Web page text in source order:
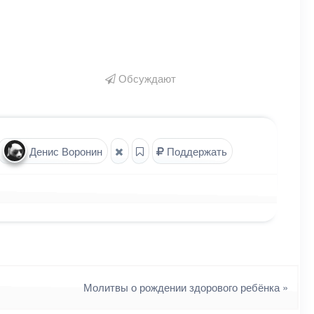
Обсуждают
Денис Воронин Поддержать
Молитвы о рождении здорового ребёнка »